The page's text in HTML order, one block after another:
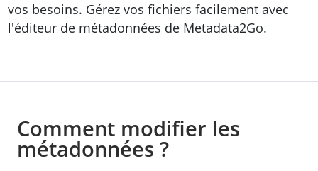
vos besoins. Gérez vos fichiers facilement avec
l'éditeur de métadonnées de Metadata2Go.
Comment modifier les
métadonnées ?